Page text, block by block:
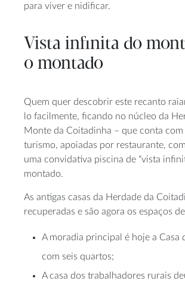
para viver e nidificar.
Vista infinita do
o montado
Quem quer descobrir este recanto
lo facilmente, ficando no núcleo da
Monte da Coitadinha – que conta com
turismo, apoiadas por restaurante,
uma convidativa piscina de “vista
montado.
As antigas casas da Herdade da
recuperadas e são agora os espaços
A moradia principal é hoje a Casa
com seis quartos;
A casa dos trabalhadores rurais